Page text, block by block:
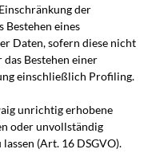
der
Bestehen eines
Daten, sofern diese nicht
Bestehen einer
einschließlich Profiling.
unrichtig erhobene
oder unvollständig
(Art. 16 DSGVO).